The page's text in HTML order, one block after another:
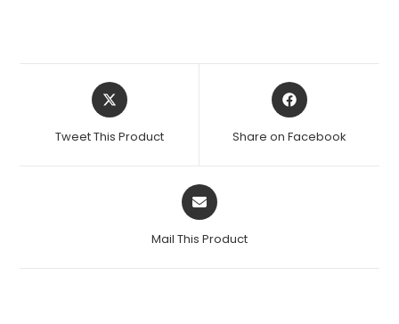
Tweet This Product Share on Facebook
Mail This Product